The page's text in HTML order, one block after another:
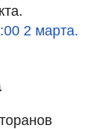
2 марта.